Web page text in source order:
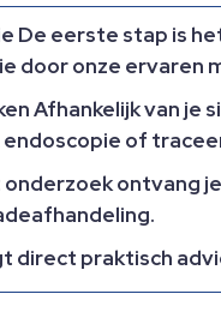
De eerste stap is
door onze ervaren
Afhankelijk van je
of
onderzoek ontvang
direct praktisch